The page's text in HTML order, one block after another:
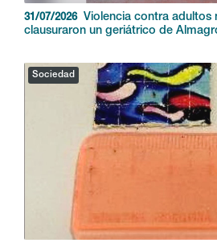
31/07/2026
Violencia contra adultos
clausuraron un geriátrico de
Sociedad